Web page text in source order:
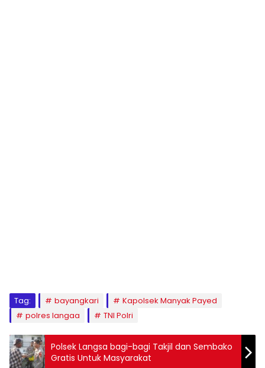
Tag: bayangkari
Kapolsek Manyak Payed
polres langaa
TNI Polri
Polsek Langsa bagi-bagi Takjil dan Sembako
Gratis Untuk Masyarakat